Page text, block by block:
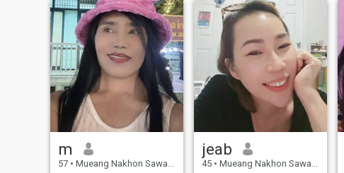
positif. Je recherche une
relation à long terme avec les
autres. Si vous vivez encore
en Thaïlande, vous devez
avoir un certain nombre de
faux profils ici, nous
aimerions mieux vous
connaître. Je veux savoir si
nous pourrions commencer
par un appel vidéo et une
courte discussion avant le
m
57 • Mueang Nakhon Sawan, Nakhon Sawan, Thailande
jeab
45 • Mueang Nakhon Sawan, Nakhon Sawan, Thailande